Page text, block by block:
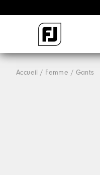
Accueil Femme Gants